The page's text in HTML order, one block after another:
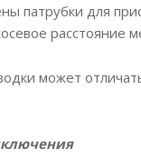
патрубки для
расстояние
может